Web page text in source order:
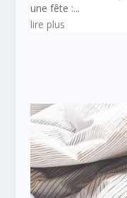
une fête :...
lire plus
LE
Le lifestyle est